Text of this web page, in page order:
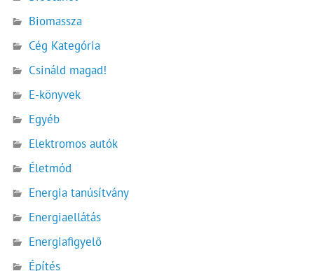
Biomassza
Cég Kategória
Csináld magad!
E-könyvek
Egyéb
Elektromos autók
Életmód
Energia tanúsítvány
Energiaellátás
Energiafigyelő
Építés